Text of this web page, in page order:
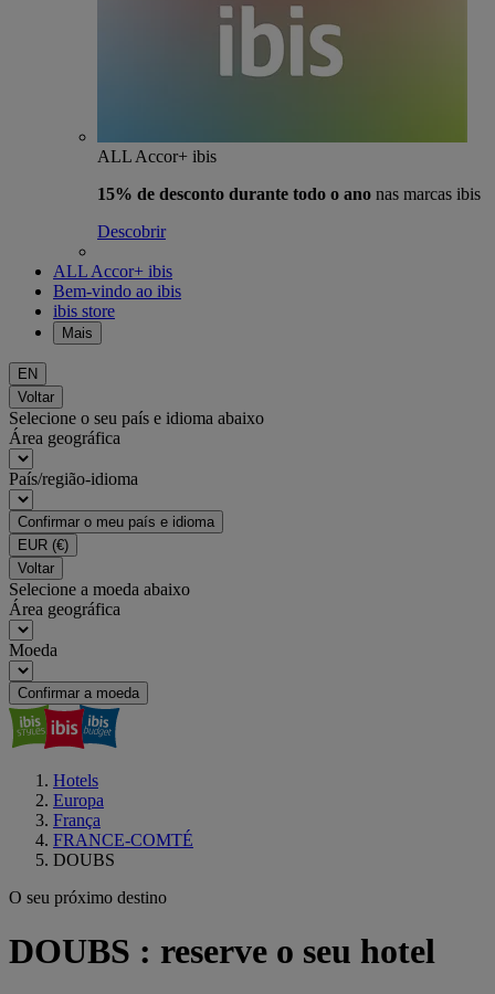
ALL Accor+ ibis
15% de desconto durante todo o ano nas marcas ibis
Descobrir
ALL Accor+ ibis
Bem-vindo ao ibis
ibis store
Mais
EN
Voltar
Selecione o seu país e idioma abaixo
Área geográfica
País/região-idioma
Confirmar o meu país e idioma
EUR (€)
Voltar
Selecione a moeda abaixo
Área geográfica
Moeda
Confirmar a moeda
Hotels
Europa
França
FRANCE-COMTÉ
DOUBS
O seu próximo destino
DOUBS : reserve o seu hotel